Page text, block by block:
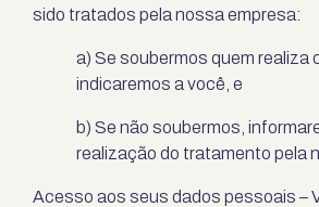
sido tratados pela nossa empresa:
a) Se soubermos quem realiza
indicaremos a você, e
b) Se não soubermos,
realização do tratamento pela
Acesso aos seus dados pessoais –